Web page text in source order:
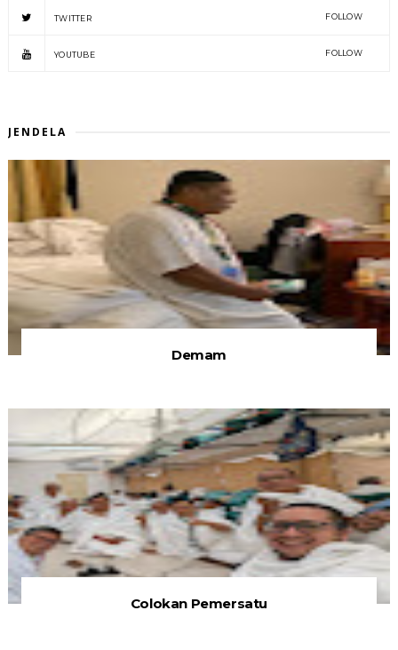
TWITTER FOLLOW
YOUTUBE FOLLOW
JENDELA
Demam
Colokan Pemersatu